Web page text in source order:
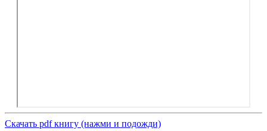
Скачать pdf книгу (нажми и подожди)